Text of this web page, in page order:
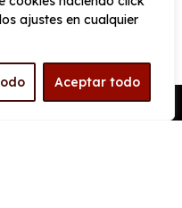
ajustes en cualquier
Aceptar todo